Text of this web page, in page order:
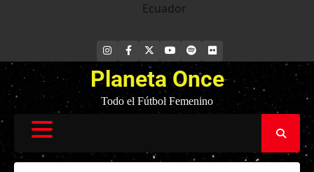
Ecuador
INSTAGRAM
FACEBOOK YOUTUBE
SPOTIFYFLICKR
Planeta Once
Todo el Fútbol Femenino